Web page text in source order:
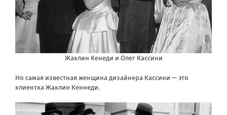
Жаклин Кенеди и Олег Кассини
Но самая известная женщина дизайнера Кассини — это
клиентка Жаклин Кеннеди.